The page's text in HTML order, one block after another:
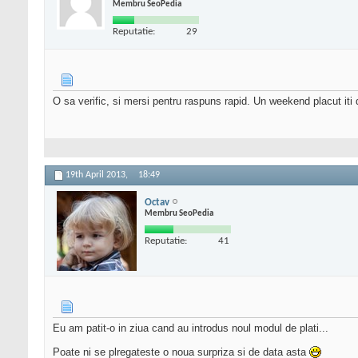
Membru SeoPedia
Reputatie: 29
O sa verific, si mersi pentru raspuns rapid. Un weekend placut iti
19th April 2013, 18:49
Octav
Membru SeoPedia
Reputatie: 41
Eu am patit-o in ziua cand au introdus noul modul de plati...
Poate ni se plregateste o noua surpriza si de data asta